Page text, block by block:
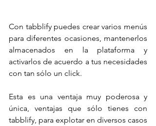
Con tabblify puedes crear varios menús
para diferentes ocasiones, mantenerlos
almacenados en la plataforma y
activarlos de acuerdo a tus necesidades
con tan sólo un click.
Esta es una ventaja muy poderosa y
única, ventajas que sólo tienes con
tabblify, para explotar en diversos casos